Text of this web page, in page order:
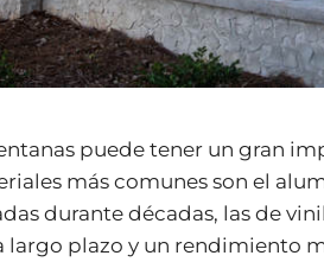
puede tener un gran
más comunes son el
durante décadas, las de
plazo y un rendimiento